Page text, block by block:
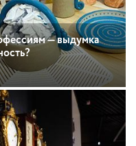
— выдумка